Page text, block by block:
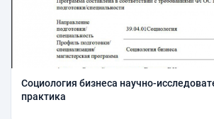
Социология бизнеса научно-
практика